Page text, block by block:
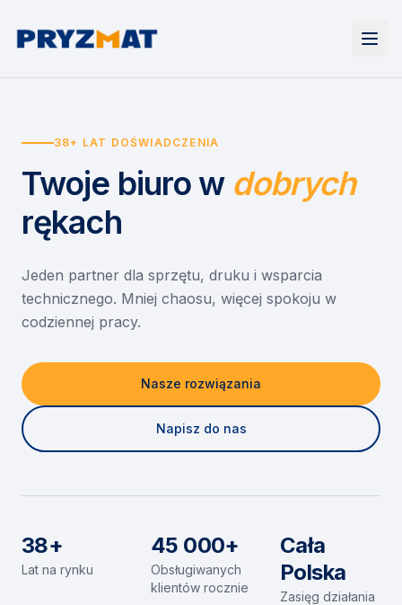
Urządzenia
Drukarki i urządzenia wielofunkcyjne
Etykiety i identyfikacja
Skanery i obieg dokumentów
Monitory interaktywne
Niszczarki dokumentów
Wynajem drukarek
Wynajem urządzeń biurowych
Asystent druku
EZD RP
Misja szkoła
Serwis
O nas
Kontakt
38+ LAT DOŚWIADCZENIA
Twoje biuro w dobrych
rękach
Jeden partner dla sprzętu, druku i wsparcia
technicznego. Mniej chaosu, więcej spokoju w
codziennej pracy.
Nasze rozwiązania
Napisz do nas
38+
Lat na rynku
45 000+
Obsługiwanych
klientów rocznie
Cała
Polska
Zasięg działania